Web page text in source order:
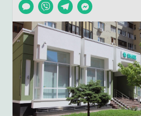
Чат
Viber TelegramMessenger